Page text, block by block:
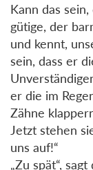
Kann das
gütige, der
und kennt,
sein, dass er
er die im
Zähne
Jetzt stehen
uns auf!“
„Zu spät“,